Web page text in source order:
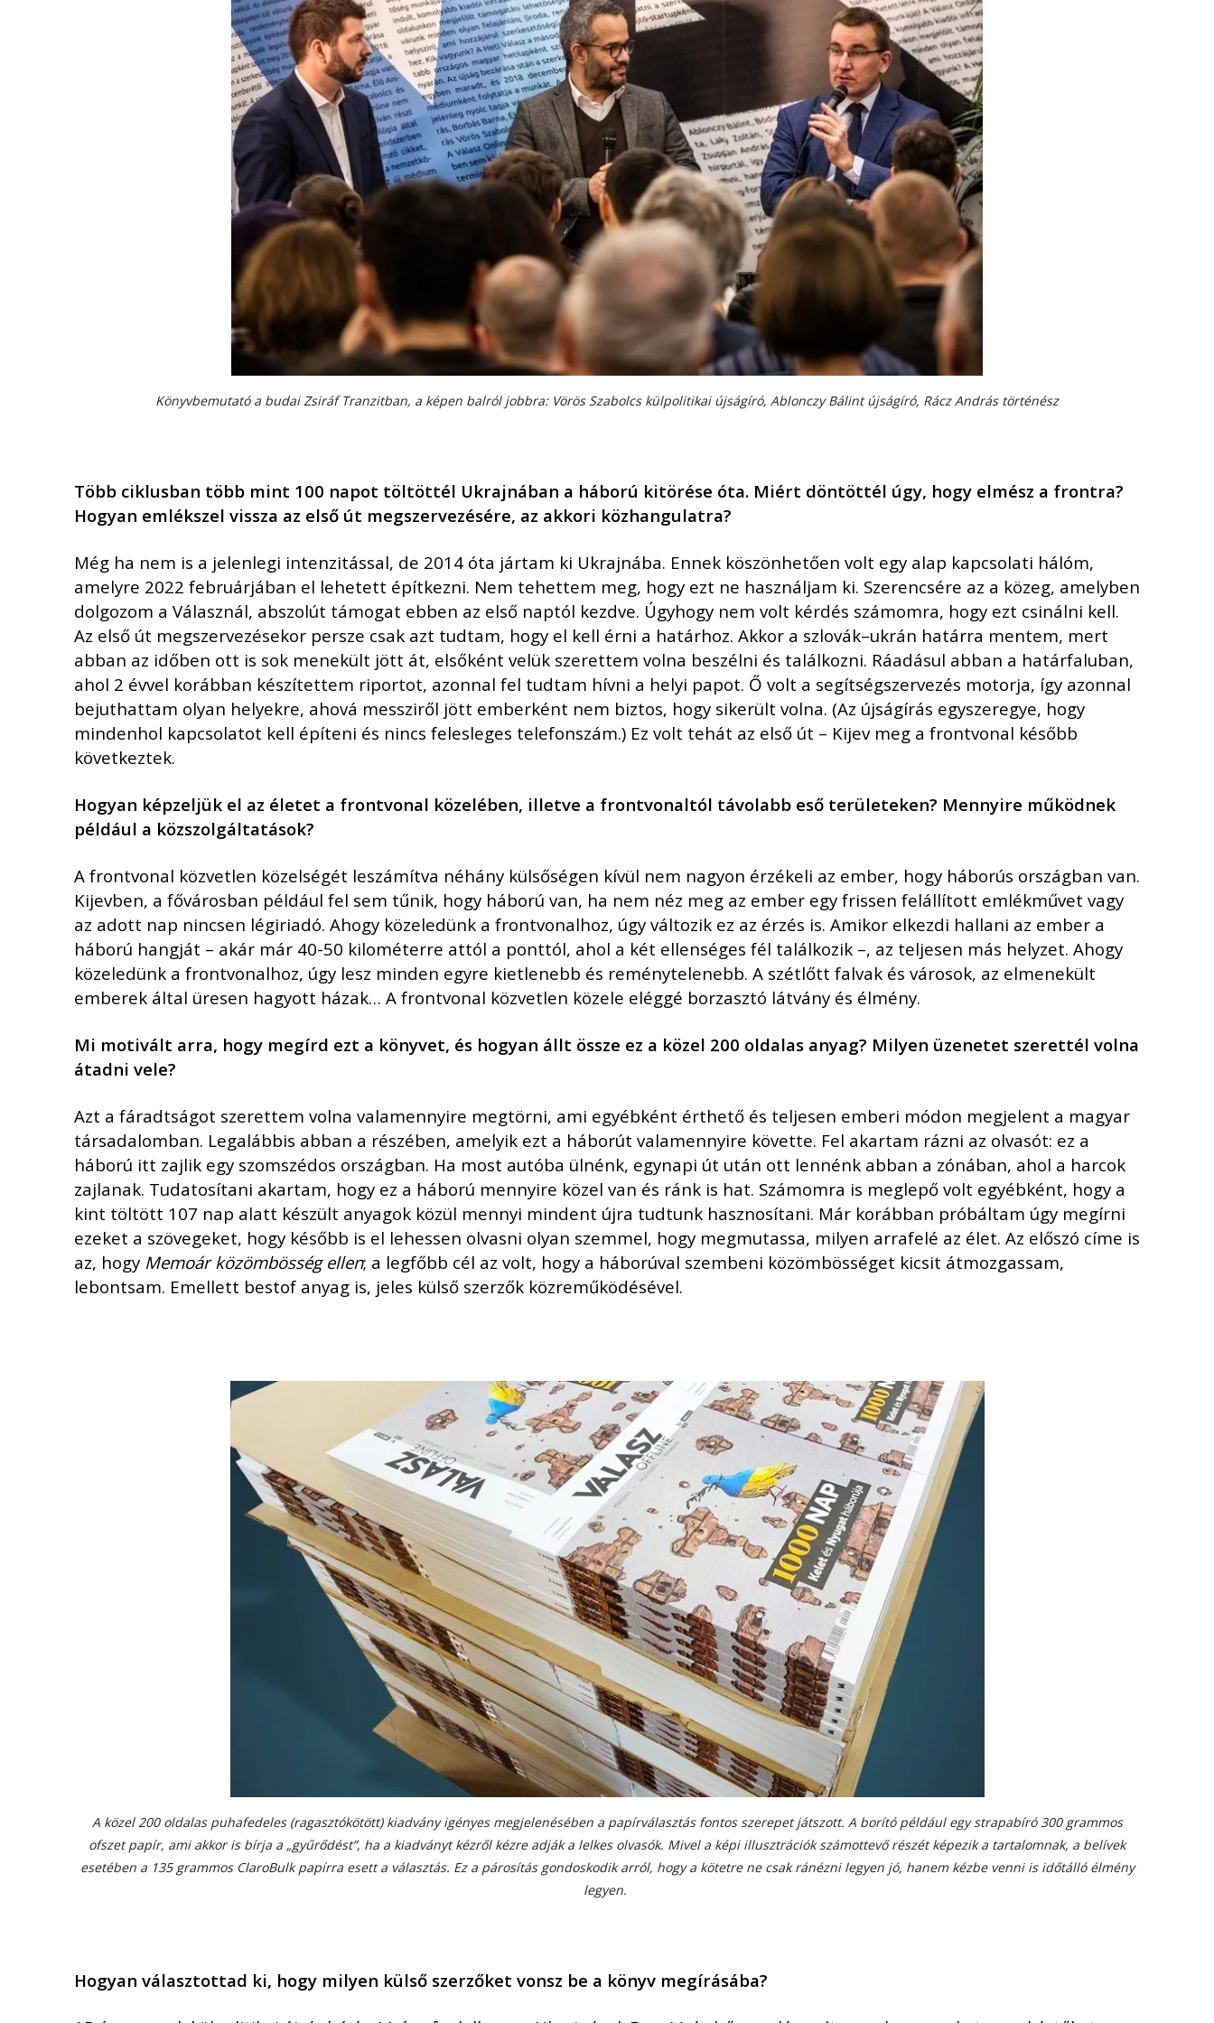
2022. április
2022. február
2022. január
2021. október
2021. szeptember
2021. június
2021. március
2021. február
2021. január
2020. október
2020. szeptember
2020. július
2020. június
2019. június
2019. április
2019. február
2019. január
2018. december
2018. október
2018. augusztus
2018. július
2018. február
2017. október
2017. szeptember
2017. július
2017. június
2017. május
2017. március
2016. augusztus
2016. június
2016. május
2016. április
2016. március
2016. február
Könyvbemutató a budai Zsiráf Tranzitban, a képen balról jobbra: Vörös Szabolcs külpolitikai újságíró, Ablonczy Bálint újságíró, Rácz András történész
Több ciklusban több mint 100 napot töltöttél Ukrajnában a háború kitörése óta. Miért döntöttél úgy, hogy elmész a frontra?
Hogyan emlékszel vissza az első út megszervezésére, az akkori közhangulatra?
Még ha nem is a jelenlegi intenzitással, de 2014 óta jártam ki Ukrajnába. Ennek köszönhetően volt egy alap kapcsolati hálóm,
amelyre 2022 februárjában el lehetett építkezni. Nem tehettem meg, hogy ezt ne használjam ki. Szerencsére az a közeg, amelyben
dolgozom a Válasznál, abszolút támogat ebben az első naptól kezdve. Úgyhogy nem volt kérdés számomra, hogy ezt csinálni kell.
Az első út megszervezésekor persze csak azt tudtam, hogy el kell érni a határhoz. Akkor a szlovák–ukrán határra mentem, mert
abban az időben ott is sok menekült jött át, elsőként velük szerettem volna beszélni és találkozni. Ráadásul abban a határfaluban,
ahol 2 évvel korábban készítettem riportot, azonnal fel tudtam hívni a helyi papot. Ő volt a segítségszervezés motorja, így azonnal
bejuthattam olyan helyekre, ahová messziről jött emberként nem biztos, hogy sikerült volna. (Az újságírás egyszeregye, hogy
mindenhol kapcsolatot kell építeni és nincs felesleges telefonszám.) Ez volt tehát az első út – Kijev meg a frontvonal később
következtek.
Hogyan képzeljük el az életet a frontvonal közelében, illetve a frontvonaltól távolabb eső területeken? Mennyire működnek
például a közszolgáltatások?
A frontvonal közvetlen közelségét leszámítva néhány külsőségen kívül nem nagyon érzékeli az ember, hogy háborús országban van.
Kijevben, a fővárosban például fel sem tűnik, hogy háború van, ha nem néz meg az ember egy frissen felállított emlékművet vagy
az adott nap nincsen légiriadó. Ahogy közeledünk a frontvonalhoz, úgy változik ez az érzés is. Amikor elkezdi hallani az ember a
háború hangját – akár már 40-50 kilométerre attól a ponttól, ahol a két ellenséges fél találkozik –, az teljesen más helyzet. Ahogy
közeledünk a frontvonalhoz, úgy lesz minden egyre kietlenebb és reménytelenebb. A szétlőtt falvak és városok, az elmenekült
emberek által üresen hagyott házak… A frontvonal közvetlen közele eléggé borzasztó látvány és élmény.
Mi motivált arra, hogy megírd ezt a könyvet, és hogyan állt össze ez a közel 200 oldalas anyag? Milyen üzenetet szerettél volna
átadni vele?
Azt a fáradtságot szerettem volna valamennyire megtörni, ami egyébként érthető és teljesen emberi módon megjelent a magyar
társadalomban. Legalábbis abban a részében, amelyik ezt a háborút valamennyire követte. Fel akartam rázni az olvasót: ez a
háború itt zajlik egy szomszédos országban. Ha most autóba ülnénk, egynapi út után ott lennénk abban a zónában, ahol a harcok
zajlanak. Tudatosítani akartam, hogy ez a háború mennyire közel van és ránk is hat. Számomra is meglepő volt egyébként, hogy a
kint töltött 107 nap alatt készült anyagok közül mennyi mindent újra tudtunk hasznosítani. Már korábban próbáltam úgy megírni
ezeket a szövegeket, hogy később is el lehessen olvasni olyan szemmel, hogy megmutassa, milyen arrafelé az élet. Az előszó címe is
az, hogy Memoár közömbösség ellen; a legfőbb cél az volt, hogy a háborúval szembeni közömbösséget kicsit átmozgassam,
lebontsam. Emellett bestof anyag is, jeles külső szerzők közreműködésével.
A közel 200 oldalas puhafedeles (ragasztókötött) kiadvány igényes megjelenésében a papírválasztás fontos szerepet játszott. A borító például egy strapabíró 300 grammos
ofszet papír, ami akkor is bírja a „gyűrődést”, ha a kiadványt kézről kézre adják a lelkes olvasók. Mivel a képi illusztrációk számottevő részét képezik a tartalomnak, a belívek
esetében a 135 grammos ClaroBulk papírra esett a választás. Ez a párosítás gondoskodik arról, hogy a kötetre ne csak ránézni legyen jó, hanem kézbe venni is időtálló élmény
legyen.
Hogyan választottad ki, hogy milyen külső szerzőket vonsz be a könyv megírásába?